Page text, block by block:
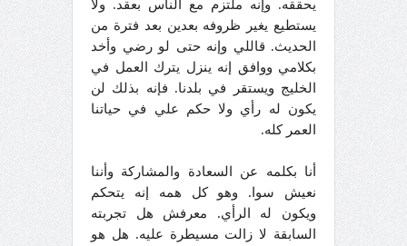
يحققه. وإنه ملتزم مع الناس بعقد. ولا
يستطيع يغير ظروفه بعدين بعد فترة من
الحديث. قاللي وإنه حتى لو رضي وأخد
بكلامي ووافق إنه ينزل يترك العمل في
الخليج ويستقر في بلدنا. فإنه بذلك لن
يكون له رأي ولا حكم علي في حياتنا
العمر كله.
أنا بكلمه عن السعادة والمشاركة وأننا
نعيش سوا. وهو كل همه إنه يتحكم
ويكون له الرأي. معرفش هل تجربته
السابقة لا زالت مسيطرة عليه. هل هو